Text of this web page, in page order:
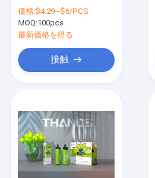
ツ味タイプC
価格:$4.29~$6/PCS
MOQ:100pcs
最新価格を得る
接触